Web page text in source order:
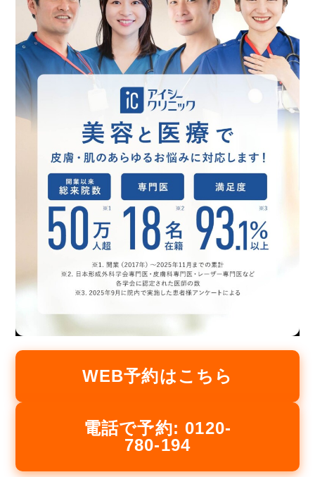
WEB予約はこちら
電話で予約: 0120-
780-194